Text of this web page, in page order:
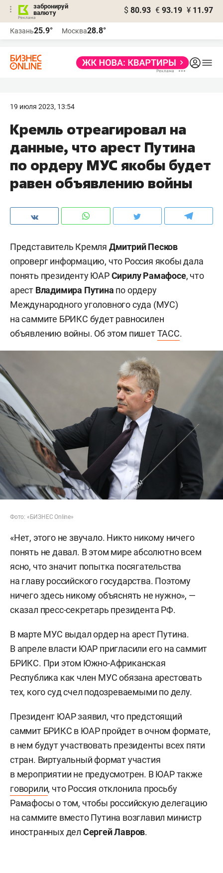
забронируй
валюту
$ 80.93 € 93.19 ¥ 11.97
Казань25.9° Москва28.8°
19 июля 2023, 13:54
Кремль отреагировал на
данные, что арест Путина
по ордеру МУС якобы будет
равен объявлению войны
Представитель Кремля Дмитрий Песков
опроверг информацию, что Россия якобы дала
понять президенту ЮАРСирилу Рамафосе, что
арест Владимира Путина по ордеру
Международного уголовного суда (МУС)
на саммите БРИКС будет равносилен
объявлению войны. Об этом пишетТАСС.
Фото: «БИЗНЕС Online»
«Нет, этого не звучало. Никто никому ничего
понять не давал. В этом мире абсолютно всем
ясно, что значит попытка посягательства
на главу российского государства. Поэтому
ничего здесь никому объяснять не нужно», —
сказал пресс-секретарь президента РФ.
В марте МУС выдал ордер на арест Путина.
В апреле власти ЮАР пригласили его на саммит
БРИКС. При этом Южно-Африканская
Республика как член МУС обязана арестовать
тех, кого суд счел подозреваемыми по делу.
Президент ЮАРзаявил, что предстоящий
саммит БРИКС в ЮАР пройдет в очном формате,
в нем будут участвовать президенты всех пяти
стран. Виртуальный формат участия
в мероприятии не предусмотрен. В ЮАР также
говорили, что Россия отклонила просьбу
Рамафосы о том, чтобы российскую делегацию
на саммите вместо Путина возглавил министр
иностранных дел Сергей Лавров.